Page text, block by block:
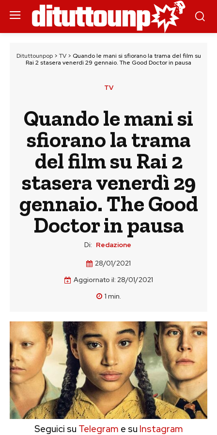
Dituttounpop> TV> Quando le mani si sfiorano la trama del film su
Rai 2 stasera venerdì 29 gennaio. The Good Doctor in pausa
TV
Quando le mani si
sfiorano la trama
del film su Rai 2
stasera venerdì 29
gennaio. The Good
Doctor in pausa
Di: Redazione
28/01/2021
Aggiornato il: 28/01/2021
1 min.
Seguici su Telegram e su Instagram